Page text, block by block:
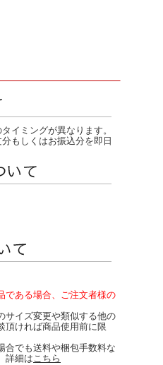
イミングが異なります。
もしくはお振込分を即日
である場合、ご注文者様の
サイズ変更や類似する他の
頂ければ商品使用前に限
合でも送料や梱包手数料な
詳細はこちら